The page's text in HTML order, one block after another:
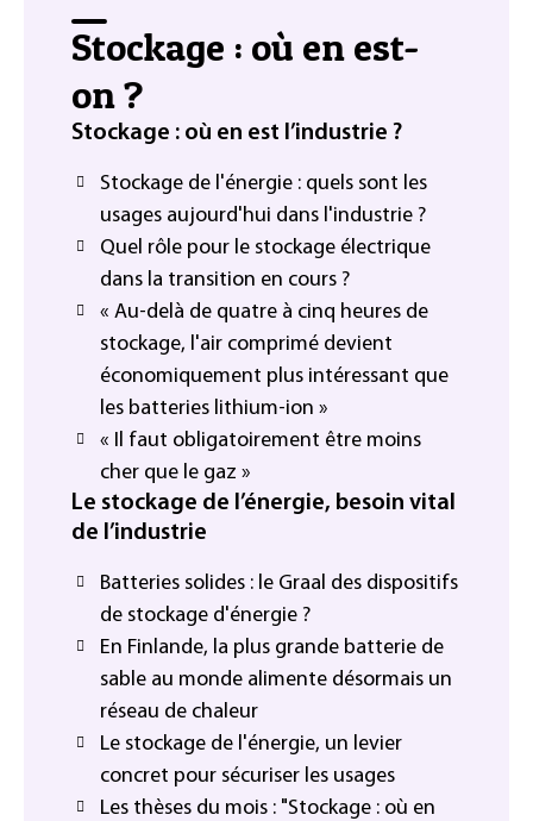
Stockage : où en est-
on ?
Stockage : où en est l’industrie ?
Stockage de l'énergie : quels sont les
usages aujourd'hui dans l'industrie ?
Quel rôle pour le stockage électrique
dans la transition en cours ?
« Au-delà de quatre à cinq heures de
stockage, l'air comprimé devient
économiquement plus intéressant que
les batteries lithium-ion »
« Il faut obligatoirement être moins
cher que le gaz »
Le stockage de l’énergie, besoin vital
de l’industrie
Batteries solides : le Graal des dispositifs
de stockage d'énergie ?
En Finlande, la plus grande batterie de
sable au monde alimente désormais un
réseau de chaleur
Le stockage de l'énergie, un levier
concret pour sécuriser les usages
Les thèses du mois : "Stockage : où en